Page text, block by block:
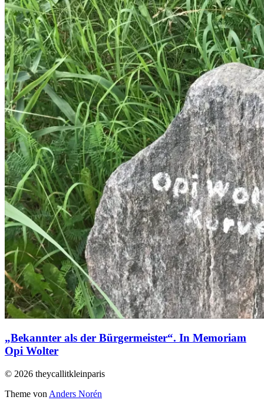
„Bekannter als der Bürgermeister“. In Memoriam
Opi Wolter
© 2026 theycallitkleinparis
Theme von Anders Norén